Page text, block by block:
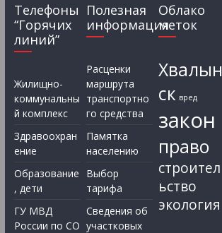
Телефоны
“Горячих
линий”
Жилищно-
коммунальны
й комплекс
Здравоохран
ение
Образование
, дети
ГУ МВД
России по СО
Полезная
информация
Расценки
маршрута
транспортно
го средства
Памятка
населению
Выбор
тарифа
Сведения об
участковых
Облако
меток
Хвалын
ск вред
закон
право
строител
ьство
экология